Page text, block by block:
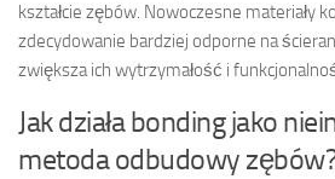
kształcie zębów. Nowoczesne materiały
zdecydowanie bardziej odporne na
zwiększa ich wytrzymałość i
Jak działa bonding jako
metoda odbudowy